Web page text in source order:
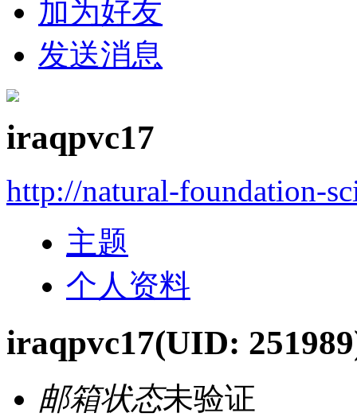
加为好友
发送消息
iraqpvc17
http://natural-foundation-
主题
个人资料
iraqpvc17(UID:
邮箱状态未验证